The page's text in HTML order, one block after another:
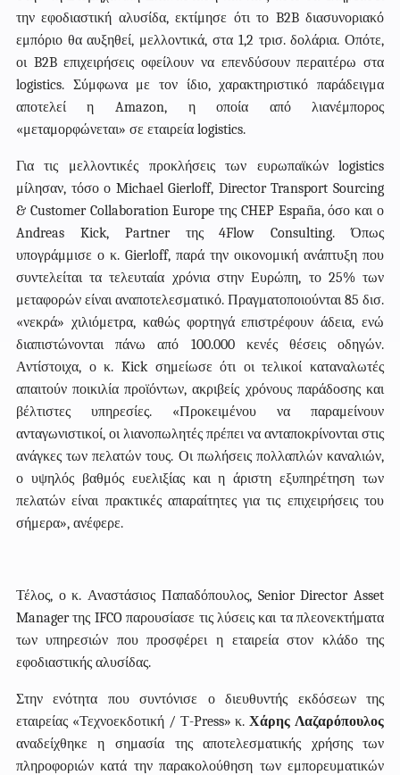
την εφοδιαστική αλυσίδα, εκτίμησε ότι το B2B διασυνοριακό
εμπόριο θα αυξηθεί, μελλοντικά, στα 1,2 τρισ. δολάρια. Οπότε,
οι B2B επιχειρήσεις οφείλουν να επενδύσουν περαιτέρω στα
logistics. Σύμφωνα με τον ίδιο, χαρακτηριστικό παράδειγμα
αποτελεί η Amazon, η οποία από λιανέμπορος
«μεταμορφώνεται» σε εταιρεία logistics.
Για τις μελλοντικές προκλήσεις των ευρωπαϊκών logistics
μίλησαν, τόσο ο Michael Gierloff, Director Transport Sourcing
& Customer Collaboration Europe της CHEP España, όσο και ο
Andreas Kick, Partner της 4Flow Consulting. Όπως
υπογράμμισε ο κ. Gierloff, παρά την οικονομική ανάπτυξη που
συντελείται τα τελευταία χρόνια στην Ευρώπη, το 25% των
μεταφορών είναι αναποτελεσματικό. Πραγματοποιούνται 85 δισ.
«νεκρά» χιλιόμετρα, καθώς φορτηγά επιστρέφουν άδεια, ενώ
διαπιστώνονται πάνω από 100.000 κενές θέσεις οδηγών.
Αντίστοιχα, ο κ. Kick σημείωσε ότι οι τελικοί καταναλωτές
απαιτούν ποικιλία προϊόντων, ακριβείς χρόνους παράδοσης και
βέλτιστες υπηρεσίες. «Προκειμένου να παραμείνουν
ανταγωνιστικοί, οι λιανοπωλητές πρέπει να ανταποκρίνονται στις
ανάγκες των πελατών τους. Οι πωλήσεις πολλαπλών καναλιών,
ο υψηλός βαθμός ευελιξίας και η άριστη εξυπηρέτηση των
πελατών είναι πρακτικές απαραίτητες για τις επιχειρήσεις του
σήμερα», ανέφερε.
Τέλος, ο κ. Αναστάσιος Παπαδόπουλος, Senior Director Asset
Manager της IFCO παρουσίασε τις λύσεις και τα πλεονεκτήματα
των υπηρεσιών που προσφέρει η εταιρεία στον κλάδο της
εφοδιαστικής αλυσίδας.
Στην ενότητα που συντόνισε ο διευθυντής εκδόσεων της
εταιρείας «Τεχνοεκδοτική / Τ-Press» κ.Χάρης Λαζαρόπουλος
αναδείχθηκε η σημασία της αποτελεσματικής χρήσης των
πληροφοριών κατά την παρακολούθηση των εμπορευματικών